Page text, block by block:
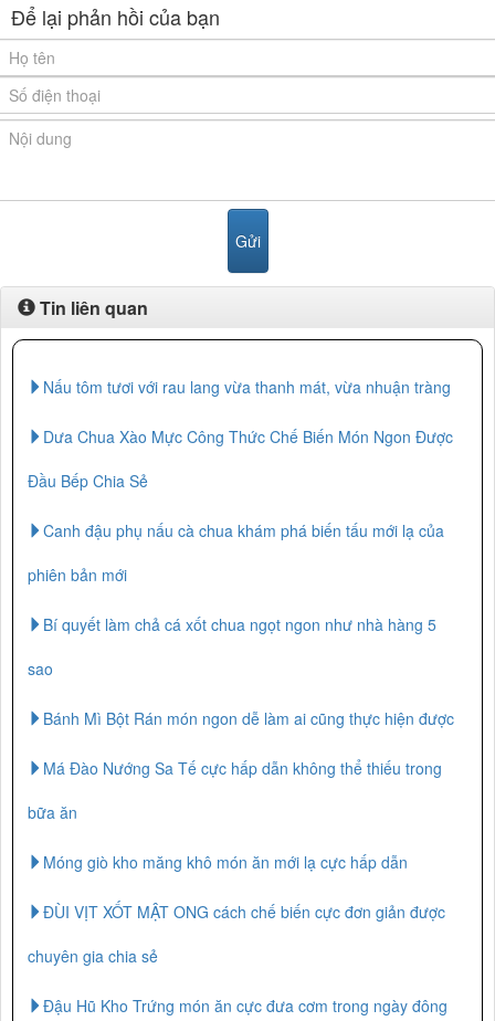
Để lại phản hồi của bạn
Tin liên quan
Nấu tôm tươi với rau lang vừa thanh mát, vừa nhuận tràng
Dưa Chua Xào Mực Công Thức Chế Biến Món Ngon Được
Đầu Bếp Chia Sẻ
Canh đậu phụ nấu cà chua khám phá biến tấu mới lạ của
phiên bản mới
Bí quyết làm chả cá xốt chua ngọt ngon như nhà hàng 5
sao
Bánh Mì Bột Rán món ngon dễ làm ai cũng thực hiện được
Má Đào Nướng Sa Tế cực hấp dẫn không thể thiếu trong
bữa ăn
Móng giò kho măng khô món ăn mới lạ cực hấp dẫn
ĐÙI VỊT XỐT MẬT ONG cách chế biến cực đơn giản được
chuyên gia chia sẻ
Đậu Hũ Kho Trứng món ăn cực đưa cơm trong ngày đông